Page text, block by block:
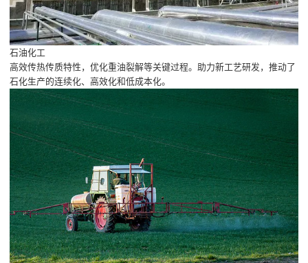
石油化工
高效传热传质特性，优化重油裂解等关键过程。助力新工艺研发，推动了
石化生产的连续化、高效化和低成本化。